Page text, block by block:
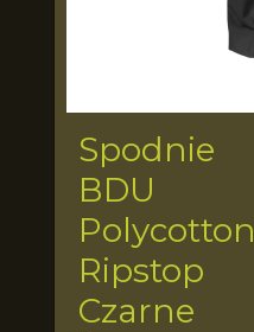
Spodnie
BDU
Polycotton
Ripstop
Czarne